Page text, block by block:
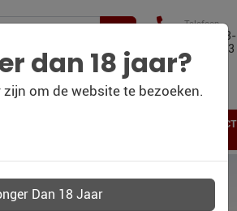
Telefoon
+31(0)43-
210 01 13
CONTACT
dan 18 jaar?
om de website te bezoeken.